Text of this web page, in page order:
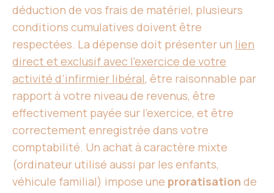
déduction de vos frais de matériel, plusieurs
conditions cumulatives doivent être
respectées. La dépense doit présenter un lien
direct et exclusif avec l’exercice de votre
activité d’infirmier libéral, être raisonnable par
rapport à votre niveau de revenus, être
effectivement payée sur l’exercice, et être
correctement enregistrée dans votre
comptabilité. Un achat à caractère mixte
(ordinateur utilisé aussi par les enfants,
véhicule familial) impose une proratisation de